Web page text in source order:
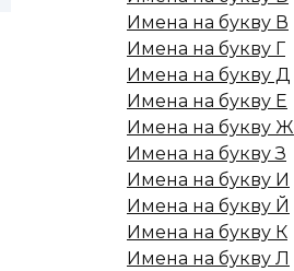
Имена на букву В
Имена на букву Г
Имена на букву Д
Имена на букву Е
Имена на букву Ж
Имена на букву З
Имена на букву И
Имена на букву Й
Имена на букву К
Имена на букву Л